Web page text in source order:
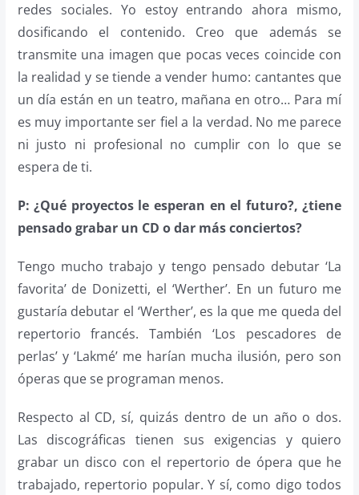
redes sociales. Yo estoy entrando ahora mismo,
dosificando el contenido. Creo que además se
transmite una imagen que pocas veces coincide con
la realidad y se tiende a vender humo: cantantes que
un día están en un teatro, mañana en otro… Para mí
es muy importante ser fiel a la verdad. No me parece
ni justo ni profesional no cumplir con lo que se
espera de ti.
P: ¿Qué proyectos le esperan en el futuro?, ¿tiene
pensado grabar un CD o dar más conciertos?
Tengo mucho trabajo y tengo pensado debutar ‘La
favorita’ de Donizetti, el ‘Werther’. En un futuro me
gustaría debutar el ‘Werther’, es la que me queda del
repertorio francés. También ‘Los pescadores de
perlas’ y ‘Lakmé’ me harían mucha ilusión, pero son
óperas que se programan menos.
Respecto al CD, sí, quizás dentro de un año o dos.
Las discográficas tienen sus exigencias y quiero
grabar un disco con el repertorio de ópera que he
trabajado, repertorio popular. Y sí, como digo todos